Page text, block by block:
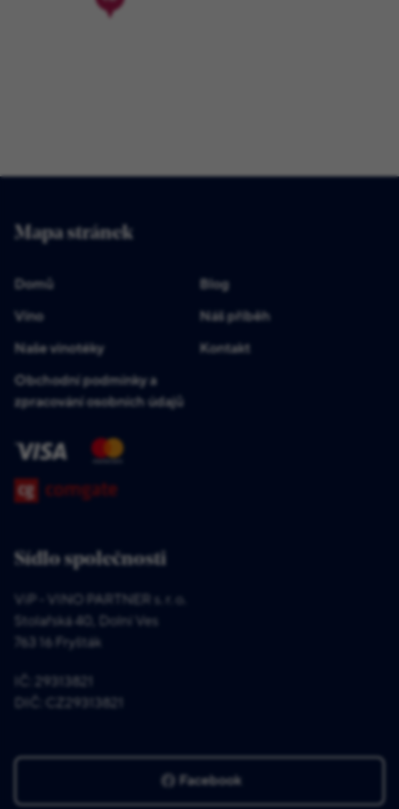
Mapa stránek
Domů
Blog
Víno
Náš příběh
Naše vinotéky
Kontakt
Obchodní podmínky a
zpracování osobních údajů
Sídlo společnosti
ViP - VINO PARTNER s. r. o.
Stolařská 40, Dolní Ves
763 16 Fryšták
IČ: 29313821
DIČ: CZ29313821
Facebook